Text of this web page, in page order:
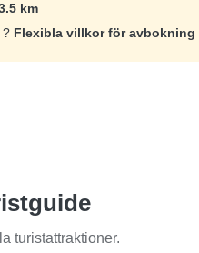
km
? Flexibla villkor för avbokning
turistattraktioner.